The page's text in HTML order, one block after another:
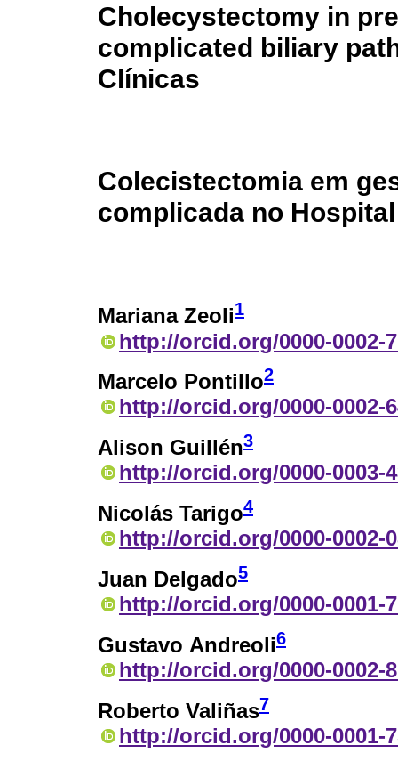
Cholecystectomy in
complicated biliary
Clínicas
Colecistectomia em
complicada no
Mariana Zeoli1
http://orcid.org/0000-0002-
Marcelo Pontillo2
http://orcid.org/0000-0002-
Alison Guillén3
http://orcid.org/0000-0003-
Nicolás Tarigo4
http://orcid.org/0000-0002-
Juan Delgado5
http://orcid.org/0000-0001-
Gustavo Andreoli6
http://orcid.org/0000-0002-
Roberto Valiñas7
http://orcid.org/0000-0001-